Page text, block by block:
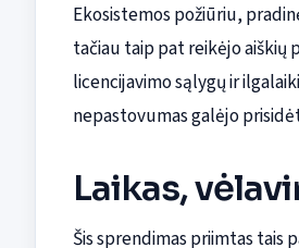
Ekosistemos požiūriu,
tačiau taip pat reikėjo aiškių
licencijavimo sąlygų ir
nepastovumas galėjo
Laikas,
Šis sprendimas priimtas tais